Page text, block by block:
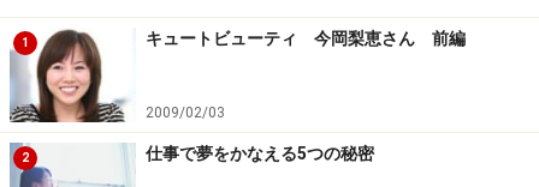
1 キュートビューティ 今岡梨恵さん 前編
2009/02/03
2 仕事で夢をかなえる5つの秘密